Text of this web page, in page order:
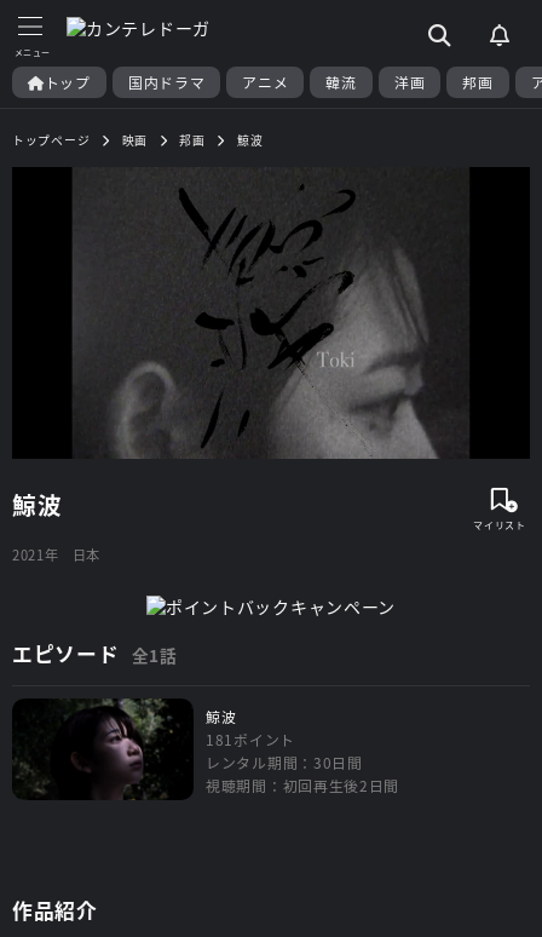
トップ 国内ドラマ アニメ 韓流 洋画 邦画
トップページ 映画 邦画 鯨波
鯨波
2021年 日本
エピソード 全1話
鯨波
181ポイント
レンタル期間：30日間
視聴期間：初回再生後2日間
作品紹介